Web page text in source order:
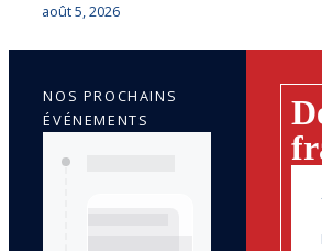
août 5, 2026
NOS PROCHAINS
ÉVÉNEMENTS